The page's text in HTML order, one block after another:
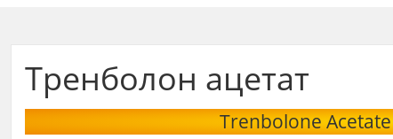
Тренболон ацетат
Trenbolone Acetate